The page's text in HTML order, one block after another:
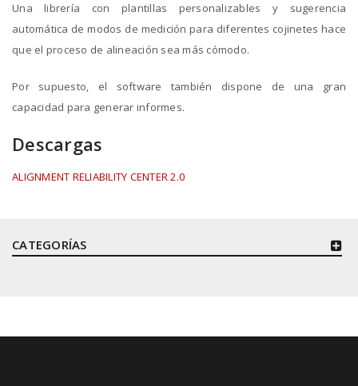
CATEGORÍAS
Una librería con plantillas personalizables y sugerencia
automática de modos de medición para diferentes cojinetes hace
que el proceso de alineación sea más cómodo.
Por supuesto, el software también dispone de una gran
capacidad para generar informes.
Descargas
ALIGNMENT RELIABILITY CENTER 2.0